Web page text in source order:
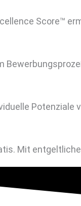
Score™
Mit